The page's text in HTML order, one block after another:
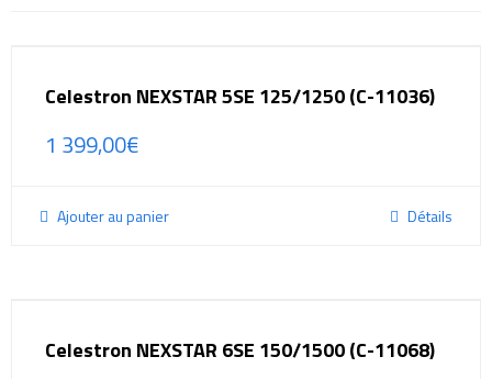
Celestron NEXSTAR 5SE 125/1250 (C-11036)
1 399,00€
Ajouter au panier Détails
Celestron NEXSTAR 6SE 150/1500 (C-11068)